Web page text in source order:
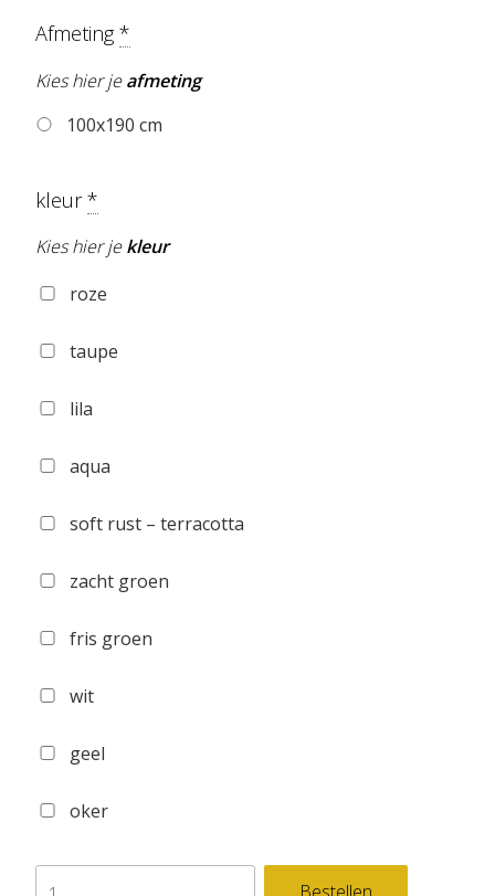
Afmeting*
Kies hier jeafmeting
100x190 cm
kleur*
Kies hier jekleur
roze
taupe
lila
aqua
soft rust – terracotta
zacht groen
fris groen
wit
geel
oker
zelfklevende